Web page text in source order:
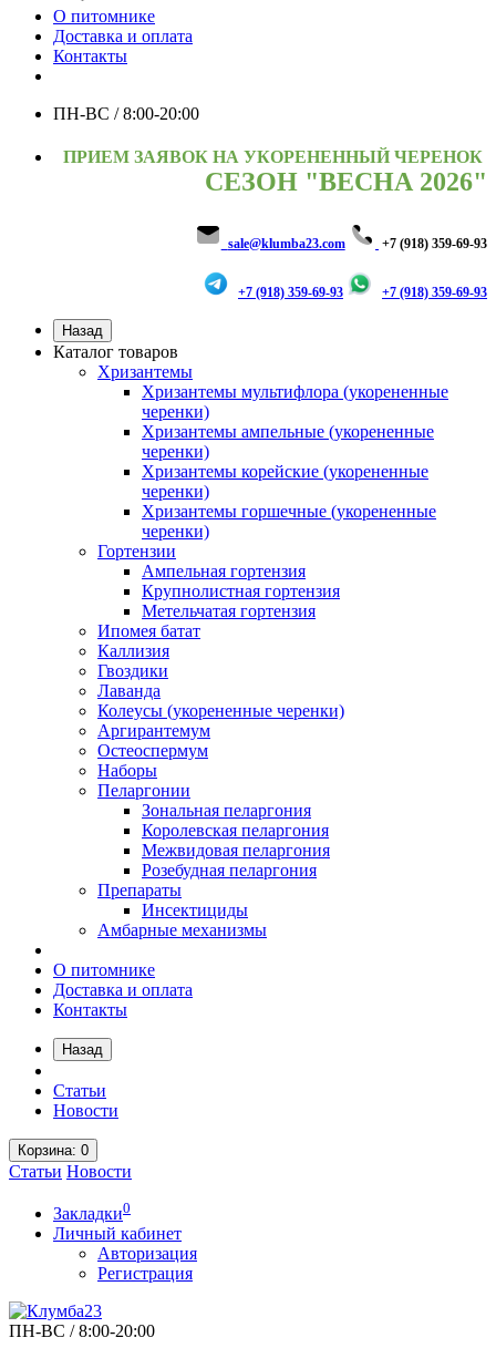
О питомнике
Доставка и оплата
Контакты
ПН-ВС / 8:00-20:00
ПРИЕМ ЗАЯВОК НА УКОРЕНЕННЫЙ ЧЕРЕНОК
СЕЗОН "ВЕСНА 2026"
sale@klumba23.com +7 (918) 359-69-93
+7 (918) 359-69-93 +7 (918) 359-69-93
Назад
Каталог товаров
Хризантемы
Хризантемы мультифлора (укорененные
черенки)
Хризантемы ампельные (укорененные
черенки)
Хризантемы корейские (укорененные
черенки)
Хризантемы горшечные (укорененные
черенки)
Гортензии
Ампельная гортензия
Крупнолистная гортензия
Метельчатая гортензия
Ипомея батат
Каллизия
Гвоздики
Лаванда
Колеусы (укорененные черенки)
Аргирантемум
Остеоспермум
Наборы
Пеларгонии
Зональная пеларгония
Королевская пеларгония
Межвидовая пеларгония
Розебудная пеларгония
Препараты
Инсектициды
Амбарные механизмы
О питомнике
Доставка и оплата
Контакты
Назад
Статьи
Новости
Корзина: 0
Статьи Новости
Закладки0
Личный кабинет
Авторизация
Регистрация
ПН-ВС / 8:00-20:00